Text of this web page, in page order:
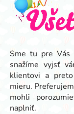
Sme tu pre Vás
snažíme vyjsť
klientovi a
mieru.
mohli
naplniť.